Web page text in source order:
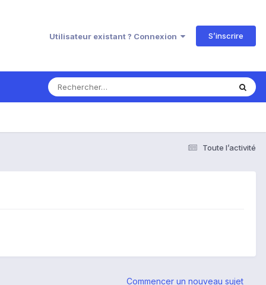
Utilisateur existant ? Connexion S’inscrire
Toute l’activité
Commencer un nouveau sujet